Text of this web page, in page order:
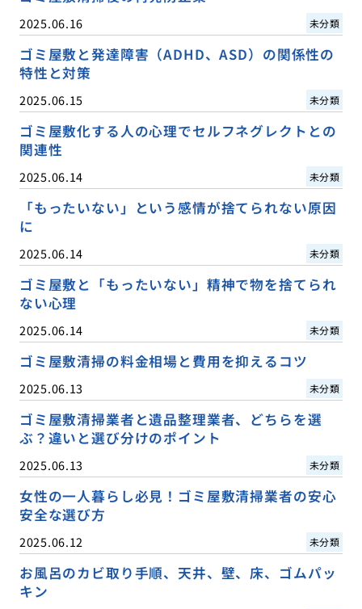
2025.06.16 未分類
ゴミ屋敷と発達障害（ADHD、ASD）の関係性の
特性と対策
2025.06.15 未分類
ゴミ屋敷化する人の心理でセルフネグレクトとの
関連性
2025.06.14 未分類
「もったいない」という感情が捨てられない原因
に
2025.06.14 未分類
ゴミ屋敷と「もったいない」精神で物を捨てられ
ない心理
2025.06.14 未分類
ゴミ屋敷清掃の料金相場と費用を抑えるコツ
2025.06.13 未分類
ゴミ屋敷清掃業者と遺品整理業者、どちらを選
ぶ？違いと選び分けのポイント
2025.06.13 未分類
女性の一人暮らし必見！ゴミ屋敷清掃業者の安心
安全な選び方
2025.06.12 未分類
お風呂のカビ取り手順、天井、壁、床、ゴムパッ
キン